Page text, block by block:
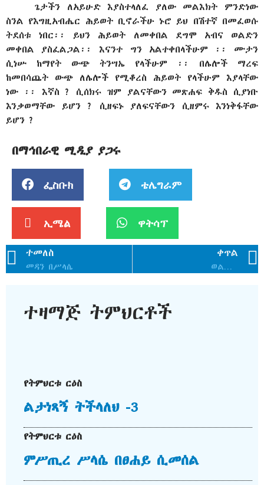
ጌታችን ለአይሁድ እያስተላለፈ ያለው መልእክት ምንድነው
ስንል የእግዚአብሔር ሕይወት ቢኖራችሁ ኑሮ ይህ በሽተኛ በመፈወሱ
ትደሰቱ ነበር፡፡ ይህን ሕይወት ለመቀበል ደግሞ አብና ወልድን
መቀበል ያስፈልጋል፡፡ እናንተ ግን አልተቀበላችሁም ፡፡ ሙታን
ሲነሡ ከማየት ውጭ ትንሣኤ የላችሁም ፡፡ በሌሎች ማረፍ
ከመበሳጨት ውጭ ለሌሎች የሚቆረስ ሕይወት የላችሁም እያላቸው
ነው ፡፡ እኛስ ? ሲሰክሩ ዝም ያልናቸውን መጽሐፍ ቅዱስ ሲያነቡ
እንቃወማቸው ይሆን ? ሲዘፍኑ ያለፍናቸውን ሲዘምሩ እንነቅፋቸው
ይሆን ?
በማኅበራዊ ሚዲያ ያጋሩ
ፌስቡክ ቴሌግራም
ኢሜል ዋትሳፕ
ተመለስ
መዳን በሥላሴ
ቀጥል
ወልድ ሲነካ አብ ይነካ
ተዛማጅ ትምህርቶች
የትምህርቱ ርዕስ
ልታነጻኝ ትችላለህ -3
የትምህርቱ ርዕስ
ምሥጢረ ሥላሴ በፀሐይ ሲመሰል